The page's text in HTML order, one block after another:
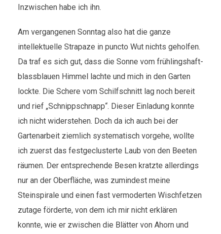
Inzwischen habe ich ihn.
Am vergangenen Sonntag also hat die ganze
intellektuelle Strapaze in puncto Wut nichts geholfen.
Da traf es sich gut, dass die Sonne vom frühlingshaft-
blassblauen Himmel lachte und mich in den Garten
lockte. Die Schere vom Schilfschnitt lag noch bereit
und rief „Schnippschnapp“. Dieser Einladung konnte
ich nicht widerstehen. Doch da ich auch bei der
Gartenarbeit ziemlich systematisch vorgehe, wollte
ich zuerst das festgeclusterte Laub von den Beeten
räumen. Der entsprechende Besen kratzte allerdings
nur an der Oberfläche, was zumindest meine
Steinspirale und einen fast vermoderten Wischfetzen
zutage förderte, von dem ich mir nicht erklären
konnte, wie er zwischen die Blätter von Ahorn und